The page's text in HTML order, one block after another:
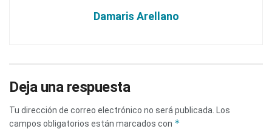
Damaris Arellano
Deja una respuesta
Tu dirección de correo electrónico no será publicada. Los
campos obligatorios están marcados con *